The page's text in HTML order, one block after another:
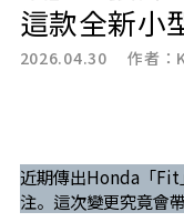
這款全新小
2026.04.30 作者：
近期傳出Honda「Fit
注。這次變更究竟會